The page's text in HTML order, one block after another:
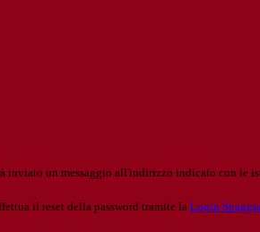
inviato un messaggio all'indirizzo indicato con le
il reset della password tramite la Login